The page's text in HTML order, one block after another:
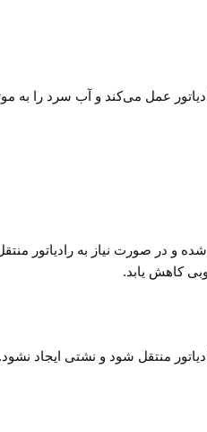
به عنوان واسطه‌ای بین سه راهی و رادیاتور عمل می‌کند
شده و در صورت نیاز به رادیاتور
به موتور و رادیاتور منتقل شود و نشتی